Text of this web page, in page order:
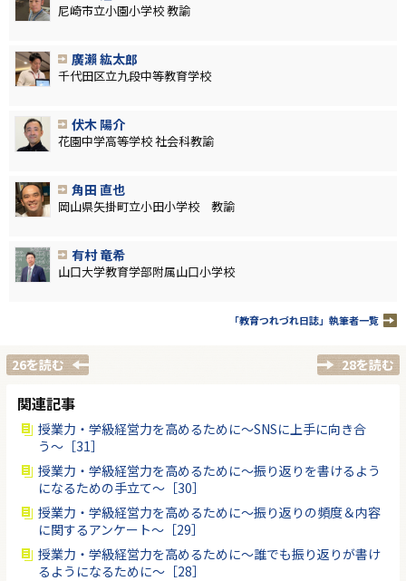
尼崎市立小園小学校 教諭
廣瀨 紘太郎
千代田区立九段中等教育学校
伏木 陽介
花園中学高等学校 社会科教諭
角田 直也
岡山県矢掛町立小田小学校 教諭
有村 竜希
山口大学教育学部附属山口小学校
「教育つれづれ日誌」執筆者一覧
26を読む 28を読む
関連記事
授業力・学級経営力を高めるために〜SNSに上手に向き合
う〜［31］
授業力・学級経営力を高めるために〜振り返りを書けるよう
になるための手立て〜［30］
授業力・学級経営力を高めるために〜振り返りの頻度＆内容
に関するアンケート〜［29］
授業力・学級経営力を高めるために〜誰でも振り返りが書け
るようになるために〜［28］